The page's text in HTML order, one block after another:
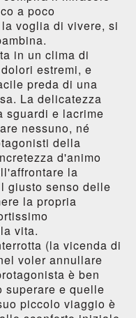
a poco
voglia di vivere, si
in un clima di
estremi, e
preda di una
La delicatezza
sguardi e lacrime
nessuno, né
della
d'animo
la
giusto senso delle
la propria
vita.
(la vicenda di
voler annullare
è ben
superare e quelle
piccolo viaggio è